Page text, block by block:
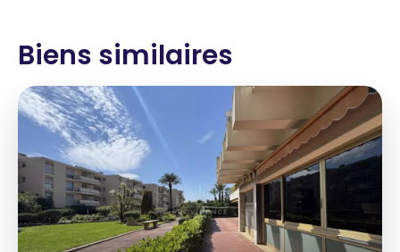
Biens similaires